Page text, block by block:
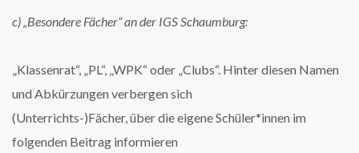
c) „Besondere Fächer“ an der IGS Schaumburg:
„Klassenrat“, „PL“, „WPK“ oder „Clubs“. Hinter diesen Namen
und Abkürzungen verbergen sich
(Unterrichts-)Fächer, über die eigene Schüler*innen im
folgenden Beitrag informieren